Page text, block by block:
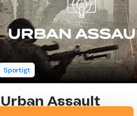
Sportigt
Urban Assault